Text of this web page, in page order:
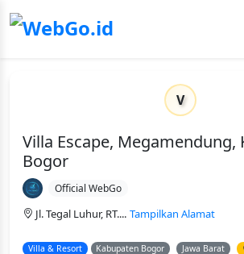
V
Villa Escape, Megamendung,
Bogor
Official WebGo
Jl. Tegal Luhur, RT.... Tampilkan Alamat
Villa & Resort Kabupaten Bogor Jawa Barat